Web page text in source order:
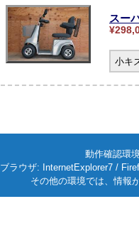
スー
小キ
動作確認環
ブラウザ: InternetExplorer7 /
その他の環境では、情報